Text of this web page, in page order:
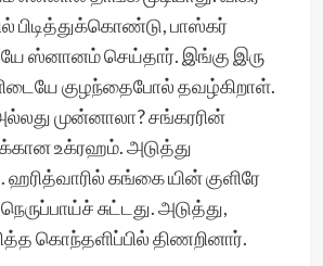
பாஸ்கர்
ஸ்னானம் செய்தார். இங்கு இரு
குழந்தைபோல் தவழ்கிறாள்.
முன்னாலா? சங்கரரின்
உக்ரஹம். அடுத்து
ஹரித்வாரில் கங்கை யின் குளிரே
சுட்டது. அடுத்து,
கொந்தளிப்பில் திணறினார்.